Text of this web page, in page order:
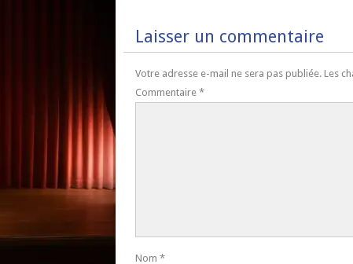
Laisser un commentaire
Votre adresse e-mail ne sera pas publiée. Les
Commentaire *
Nom *